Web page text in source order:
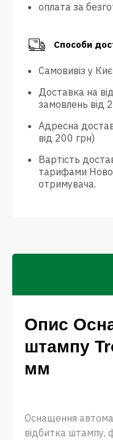
оплата за
Способи
Самовивіз у
Доставка на
замовлень від
Адресна
від 200 грн)
Вартість
тарифами
отримувача.
Опис
штампу
мм
Оснащення
відбитка штампу,